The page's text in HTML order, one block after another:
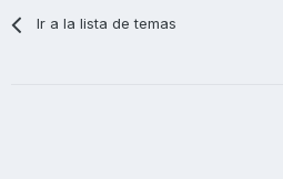
Ir a la lista de temas